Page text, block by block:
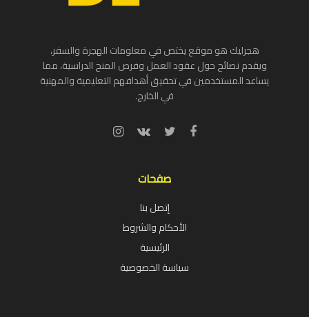
هجرليك هو موقع يختص في معلومات الهجرة والسفر،
ويقدم نصائح حول عقود العمل وفرص المنح الدراسية، مما
يساعد المستخدمين في تحقيق أهدافهم التعليمية والمهنية
في الخارج.
صفحات
إتصل بنا
الأحكام والشروط
الرئيسية
سياسة الخصوصية